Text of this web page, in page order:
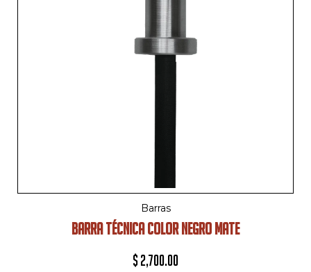
Barras
BARRA TÉCNICA COLOR NEGRO MATE
$2,700.00